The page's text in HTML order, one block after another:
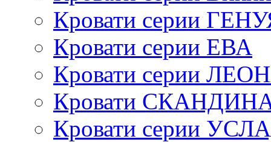
Кровати серии
Кровати серии ЕВА
Кровати серии
Кровати
Кровати серии